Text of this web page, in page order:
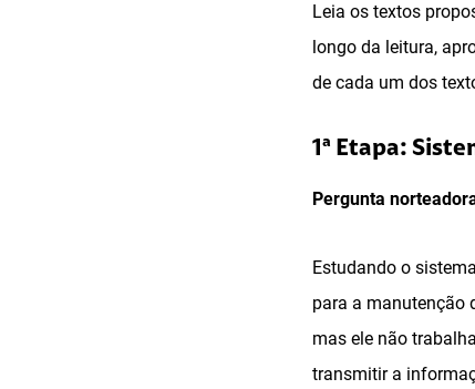
Leia os textos
longo da leitura,
de cada um dos
1ª Etapa:
Pergunta
Estudando o
para a manutenção
mas ele não
transmitir a